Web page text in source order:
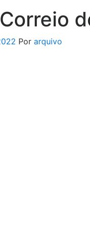
Correio
Por arquivo